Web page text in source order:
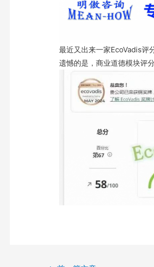
最近又出来一家EcoVadis评
遗憾的是，商业道德模块评